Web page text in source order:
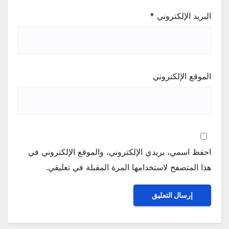
البريد الإلكتروني *
الموقع الإلكتروني
احفظ اسمي، بريدي الإلكتروني، والموقع الإلكتروني في
هذا المتصفح لاستخدامها المرة المقبلة في تعليقي.